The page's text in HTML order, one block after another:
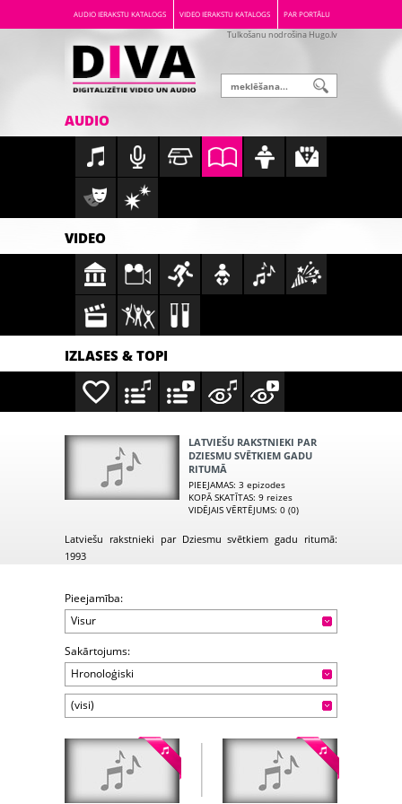
AUDIO IERAKSTU KATALOGS VIDEO IERAKSTU KATALOGS PAR PORTĀLU
Tulkošanu nodrošina Hugo.lv
AUDIO
VIDEO
IZLASES & TOPI
LATVIEŠU RAKSTNIEKI PAR
DZIESMU SVĒTKIEM GADU
RITUMĀ
PIEEJAMAS: 3 epizodes
KOPĀ SKATĪTAS: 9 reizes
VIDĒJAIS VĒRTĒJUMS: 0 (0)
Latviešu rakstnieki par Dziesmu svētkiem gadu ritumā:
1993
Pieejamība:
Visur
Sakārtojums:
Hronoloģiski
(visi)